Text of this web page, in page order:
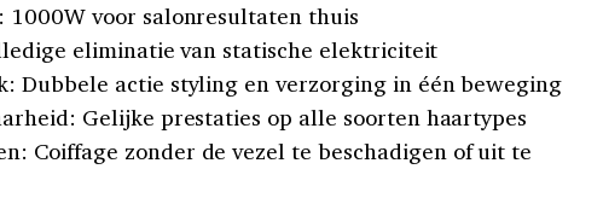
1000W voor salonresultaten thuis
eliminatie van statische elektriciteit
Dubbele actie styling en verzorging in één beweging
Gelijke prestaties op alle soorten haartypes
Coiffage zonder de vezel te beschadigen of uit te